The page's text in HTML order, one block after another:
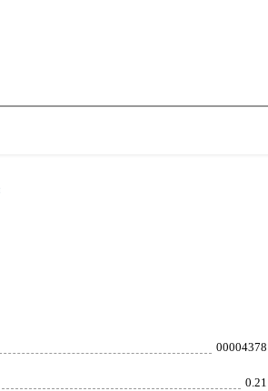
00004378
0.21